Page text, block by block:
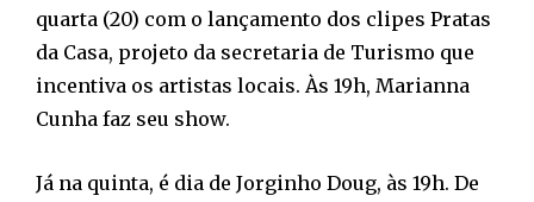
quarta (20) com o lançamento dos clipes Pratas
da Casa, projeto da secretaria de Turismo que
incentiva os artistas locais. Às 19h, Marianna
Cunha faz seu show.
Já na quinta, é dia de Jorginho Doug, às 19h. De